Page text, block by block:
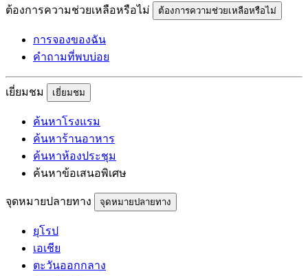
ต้องการความช่วยเหลือหรือไม่
ต้องการความช่วยเหลือหรือไม่
การจองของฉัน
คำถามที่พบบ่อย
เยี่ยมชม เยี่ยมชม
ค้นหาโรงแรม
ค้นหาร้านอาหาร
ค้นหาห้องประชุม
ค้นหาข้อเสนอพิเศษ
จุดหมายปลายทาง จุดหมายปลายทาง
ยุโรป
เอเชีย
ตะวันออกกลาง